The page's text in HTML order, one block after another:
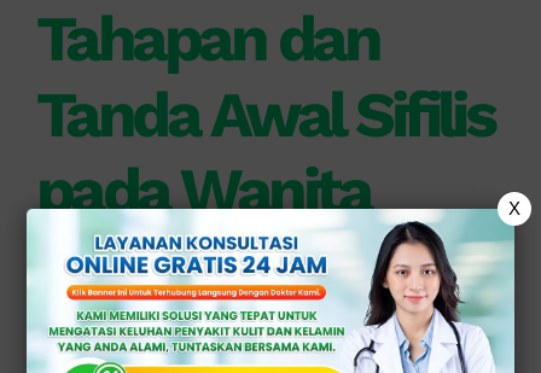
Tahapan dan
Tanda Awal Sifilis
pada Wanita
Sifilis berkembang dalam beberapa
tahap dengan gejala yang berbeda-
beda, dan setiap tahap memiliki risiko
tersendiri.
X